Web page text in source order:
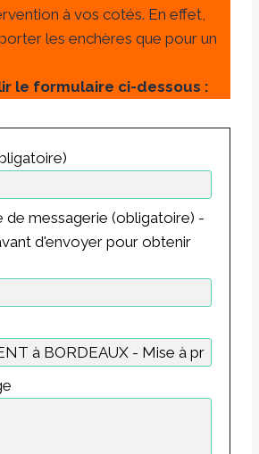
à vos cotés. En effet,
les enchères que pour un
le formulaire ci-dessous :
de messagerie (obligatoire) -
d'envoyer pour obtenir